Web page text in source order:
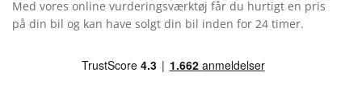
Med vores online vurderingsværktøj får du hurtigt en pris
på din bil og kan have solgt din bil inden for 24 timer.